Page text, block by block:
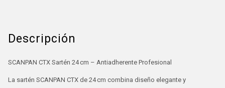
Descripción
SCANPAN CTX Sartén 24 cm – Antiadherente Profesional
La sartén SCANPAN CTX de 24 cm combina diseño elegante y